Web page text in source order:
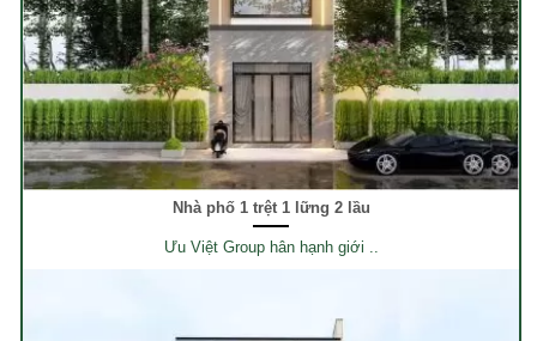
Nhà phố 1 trệt 1 lững 2 lầu
Ưu Việt Group hân hạnh giới ..